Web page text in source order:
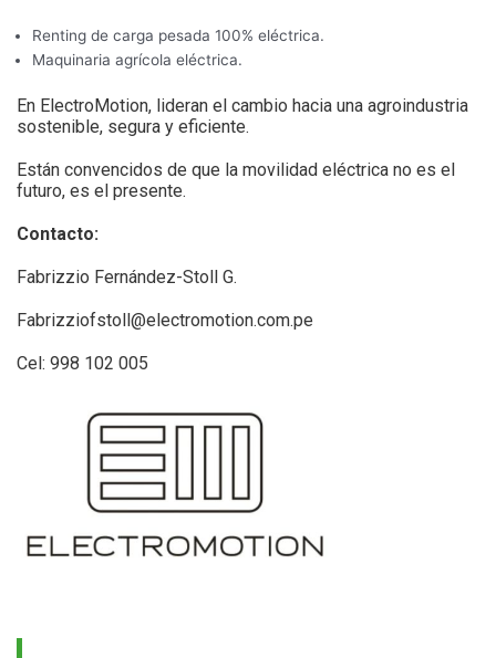
Renting de carga pesada 100% eléctrica.
Maquinaria agrícola eléctrica.
En ElectroMotion, lideran el cambio hacia una agroindustria
sostenible, segura y eficiente.
Están convencidos de que la movilidad eléctrica no es el
futuro, es el presente.
Contacto:
Fabrizzio Fernández-Stoll G.
Fabrizziofstoll@electromotion.com.pe
Cel: 998 102 005